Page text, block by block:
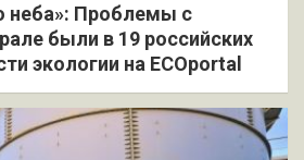
неба»: Проблемы с
были в 19 российских
экологии на ECOportal